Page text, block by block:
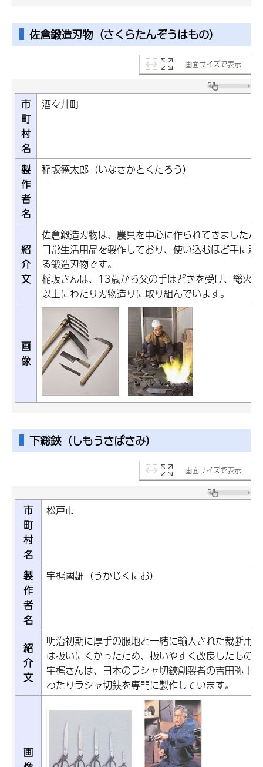
佐倉鍛造刃物（さくらたんぞうはもの）
画面サイズで表示
市
町
村
名
酒々井町
製
作
者
名
稲坂德太郎（いなさかとくたろう）
紹
介
文
佐倉鍛造刃物は、農具を中心に作られてきました
日常生活用品を製作しており、使い込むほど手に
る鍛造刃物です。
稲坂さんは、13歳から父の手ほどきを受け、総火
以上にわたり刃物造りに取り組んでいます。
画
像
下総鋏（しもうさばさみ）
画面サイズで表示
市
町
村
名
松戸市
製
作
者
名
宇梶國雄（うかじくにお）
紹
介
文
明治初期に厚手の服地と一緒に輸入された裁断用
は扱いにくかったため、扱いやすく改良したもの
宇梶さんは、日本のラシャ切鋏創製者の吉田弥十
わたりラシャ切鋏を専門に製作しています。
画